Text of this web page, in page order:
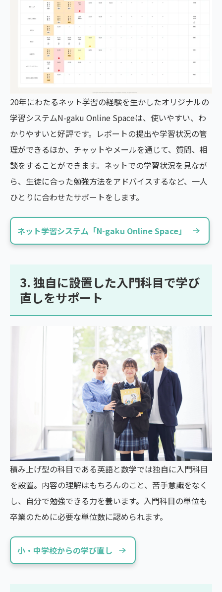
20年にわたるネット学習の経験を生かしたオリジナルの
学習システムN-gaku Online Spaceは、使いやすい、わ
かりやすいと好評です。レポートの提出や学習状況の管
理ができるほか、チャットやメールを通じて、質問、相
談をすることができます。ネットでの学習状況を見なが
ら、生徒に合った勉強方法をアドバイスするなど、一人
ひとりに合わせたサポートをします。
ネット学習システム「N-gaku Online Space」
3. 独自に設置した入門科目で学び
直しをサポート
積み上げ型の科目である英語と数学では独自に入門科目
を設置。内容の理解はもちろんのこと、苦手意識をなく
し、自分で勉強できる力を養います。入門科目の単位も
卒業のために必要な単位数に認められます。
小・中学校からの学び直し